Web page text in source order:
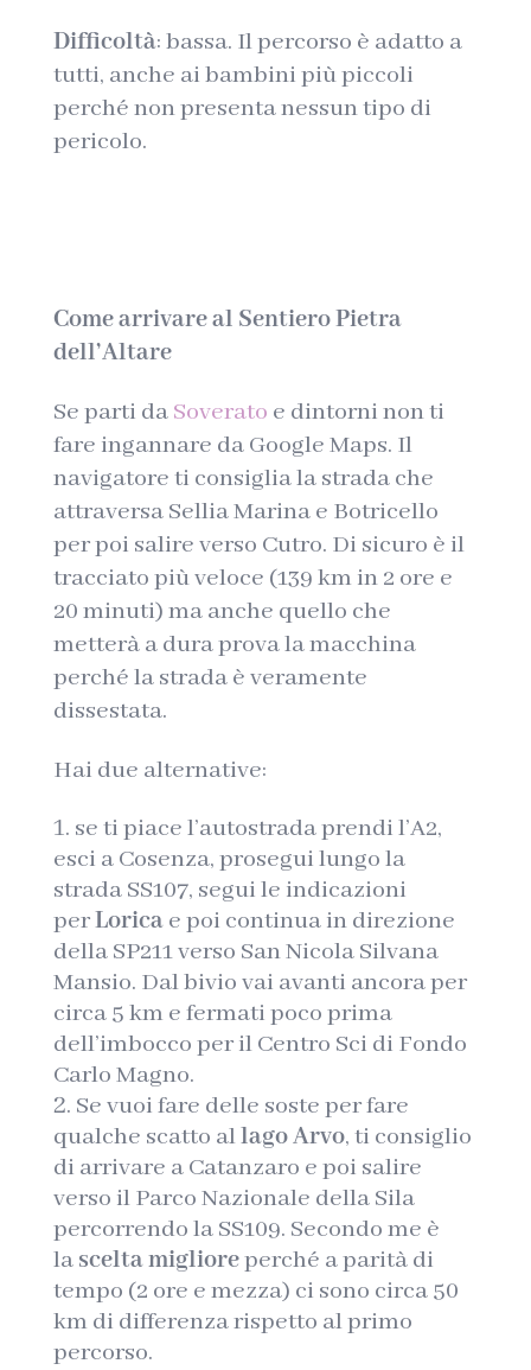
Difficoltà: bassa. Il percorso è adatto a
tutti, anche ai bambini più piccoli
perché non presenta nessun tipo di
pericolo.
Come arrivare al Sentiero Pietra
dell’Altare
Se parti da Soverato e dintorni non ti
fare ingannare da Google Maps. Il
navigatore ti consiglia la strada che
attraversa Sellia Marina e Botricello
per poi salire verso Cutro. Di sicuro è il
tracciato più veloce (139 km in 2 ore e
20 minuti) ma anche quello che
metterà a dura prova la macchina
perché la strada è veramente
dissestata.
Hai due alternative:
se ti piace l’autostrada prendi l’A2,
esci a Cosenza, prosegui lungo la
strada SS107, segui le indicazioni
perLoricae poi continua in direzione
della SP211 verso San Nicola Silvana
Mansio. Dal bivio vai avanti ancora per
circa 5 km e fermati poco prima
dell’imbocco per il Centro Sci di Fondo
Carlo Magno.
Se vuoi fare delle soste per fare
qualche scatto allago Arvo, ti consiglio
di arrivare a Catanzaro e poi salire
verso il Parco Nazionale della Sila
percorrendo la SS109. Secondo me è
la scelta miglioreperché a parità di
tempo (2 ore e mezza) ci sono circa 50
km di differenza rispetto al primo
percorso.